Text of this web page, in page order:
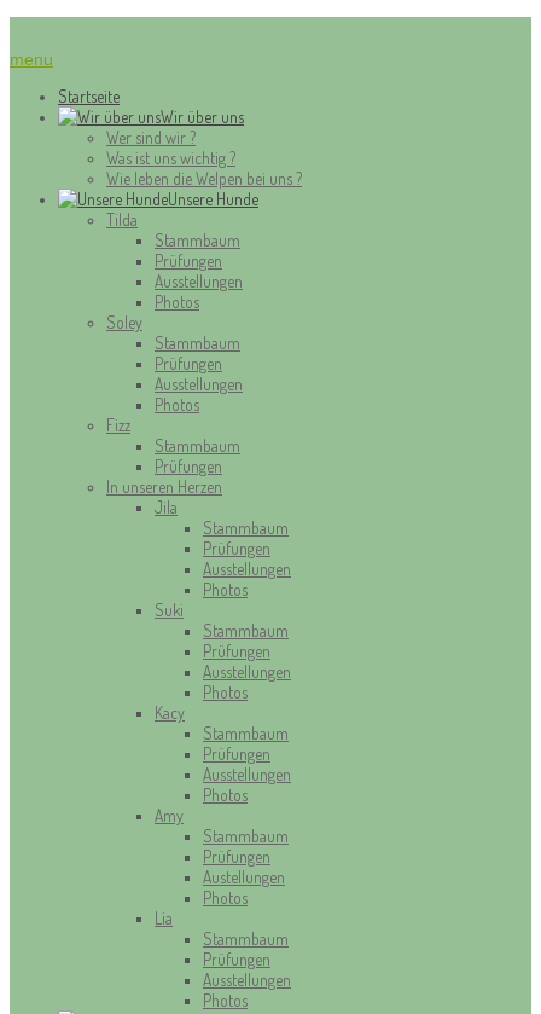
menu
Startseite
Wir über uns
Wer sind wir ?
Was ist uns wichtig ?
Wie leben die Welpen bei uns ?
Unsere Hunde
Tilda
Stammbaum
Prüfungen
Ausstellungen
Photos
Soley
Stammbaum
Prüfungen
Ausstellungen
Photos
Fizz
Stammbaum
Prüfungen
In unseren Herzen
Jila
Stammbaum
Prüfungen
Ausstellungen
Photos
Suki
Stammbaum
Prüfungen
Ausstellungen
Photos
Kacy
Stammbaum
Prüfungen
Ausstellungen
Photos
Amy
Stammbaum
Prüfungen
Austellungen
Photos
Lia
Stammbaum
Prüfungen
Ausstellungen
Photos